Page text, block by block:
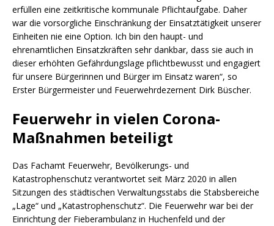
erfüllen eine zeitkritische kommunale Pflichtaufgabe. Daher
war die vorsorgliche Einschränkung der Einsatztätigkeit unserer
Einheiten nie eine Option. Ich bin den haupt- und
ehrenamtlichen Einsatzkräften sehr dankbar, dass sie auch in
dieser erhöhten Gefährdungslage pflichtbewusst und engagiert
für unsere Bürgerinnen und Bürger im Einsatz waren“, so
Erster Bürgermeister und Feuerwehrdezernent Dirk Büscher.
Feuerwehr in vielen Corona-
Maßnahmen beteiligt
Das Fachamt Feuerwehr, Bevölkerungs- und
Katastrophenschutz verantwortet seit März 2020 in allen
Sitzungen des städtischen Verwaltungsstabs die Stabsbereiche
„Lage“ und „Katastrophenschutz“. Die Feuerwehr war bei der
Einrichtung der Fieberambulanz in Huchenfeld und der